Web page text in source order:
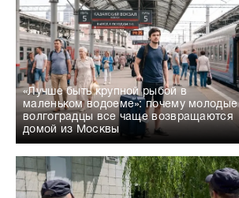
«Лучше быть крупной рыбой в
маленьком водоеме»: почему молодые
волгоградцы все чаще возвращаются
домой из Москвы